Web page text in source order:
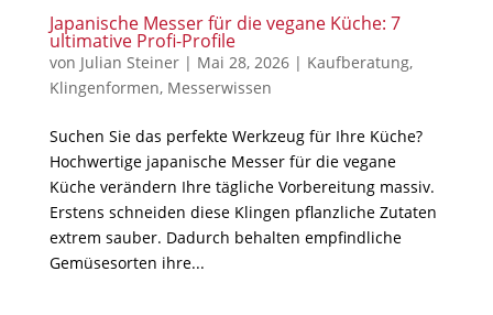
Japanische Messer für die vegane Küche: 7
ultimative Profi-Profile
von Julian Steiner| Mai 28, 2026| Kaufberatung,
Klingenformen, Messerwissen
Suchen Sie das perfekte Werkzeug für Ihre Küche?
Hochwertige japanische Messer für die vegane
Küche verändern Ihre tägliche Vorbereitung massiv.
Erstens schneiden diese Klingen pflanzliche Zutaten
extrem sauber. Dadurch behalten empfindliche
Gemüsesorten ihre...